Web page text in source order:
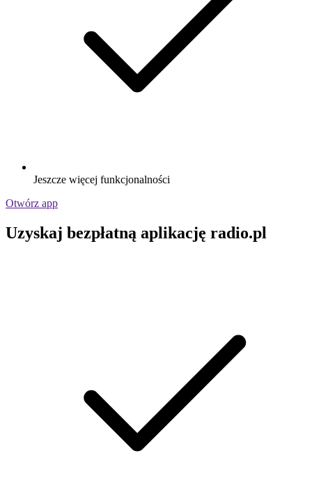
Jeszcze więcej funkcjonalności
Otwórz app
Uzyskaj bezpłatną aplikację radio.pl